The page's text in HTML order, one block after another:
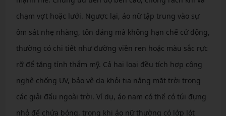
chạm vợt hoặc lưới. Ngược lại, áo nữ tập trung vào sự
ôm sát nhẹ nhàng, tôn dáng mà không hạn chế cử động,
thường có chi tiết như đường viền ren hoặc màu sắc rực
rỡ để tăng tính thẩm mỹ. Cả hai loại đều tích hợp công
nghệ chống UV, bảo vệ da khỏi tia nắng mặt trời trong
các giải đấu ngoài trời. Ví dụ, áo nam có thể có túi đựng
nhỏ để chứa bóng, trong khi áo nữ thường có lớp lót